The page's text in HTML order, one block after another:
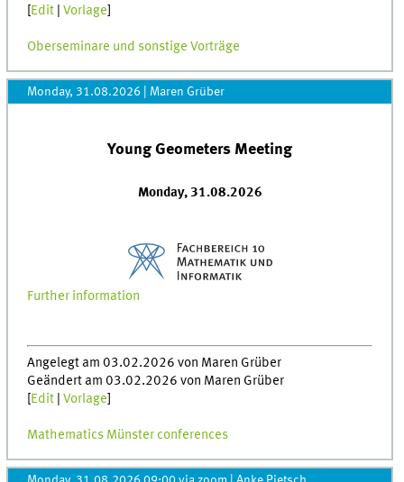
Edit |Vorlage
Oberseminare und sonstige Vorträge
Monday, 31.08.2026 Maren Grüber
Young Geometers Meeting
Monday, 31.08.2026
Further information
Angelegt am 03.02.2026 von Maren Grüber
Geändert am 03.02.2026 von Maren Grüber
Edit |Vorlage
Mathematics Münster conferences